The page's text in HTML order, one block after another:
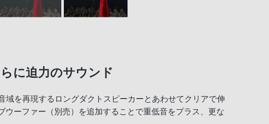
に迫力のサウンド
を再現するロングダクトスピーカーとあわせてクリアで伸
ーファー（別売）を追加することで重低音をプラス、更な